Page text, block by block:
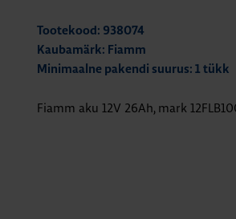
Tootekood: 938074
Kaubamärk: Fiamm
Minimaalne pakendi suurus: 1 tükk
Fiamm aku 12V 26Ah, mark